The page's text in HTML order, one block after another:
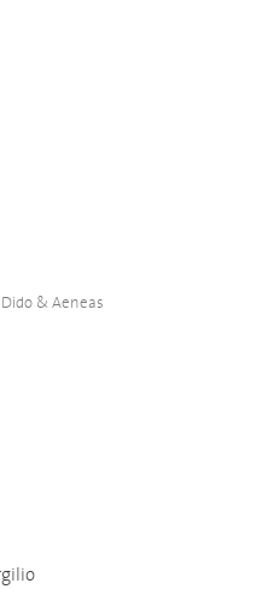
Dido & Aeneas